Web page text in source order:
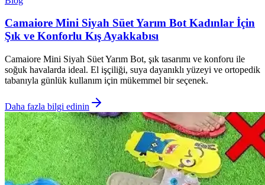
Camaiore Mini Siyah Süet Yarım Bot Kadınlar İçin
Şık ve Konforlu Kış Ayakkabısı
Camaiore Mini Siyah Süet Yarım Bot, şık tasarımı ve konforu ile
soğuk havalarda ideal. El işçiliği, suya dayanıklı yüzeyi ve ortopedik
tabanıyla günlük kullanım için mükemmel bir seçenek.
Daha fazla bilgi edinin